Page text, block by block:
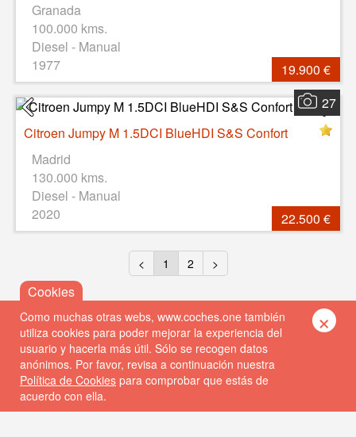
Granada
100.000 kms.
Diesel - Manual
1977
19.900 €
27
Citroen Jumpy M 1.5DCI BlueHDI S&S Confort
Madrid
130.000 kms.
Diesel - Manual
2020
22.500 €
< 1 2 >
Como muchas otras webs, www.coches.one también
utiliza cookies para poder mejorar la experiencia del
usuario y hacerla más útil. Sólo se recogen datos
anónimos. Por favor, revisa a continuación nuestra
Política de Cookies para comprobar que estás de
acuerdo con ella.
×